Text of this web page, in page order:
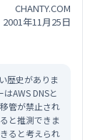
CHANTY.COM
2001年11月25日
歴史がありま
AWS DNSと
管が禁止され
と推測できま
ると考えられ